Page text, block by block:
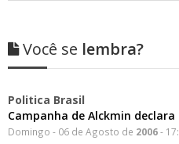
Você se lembra?
Politica Brasil
Campanha de Alckmin declara
Domingo - 06 de Agosto de 2006-